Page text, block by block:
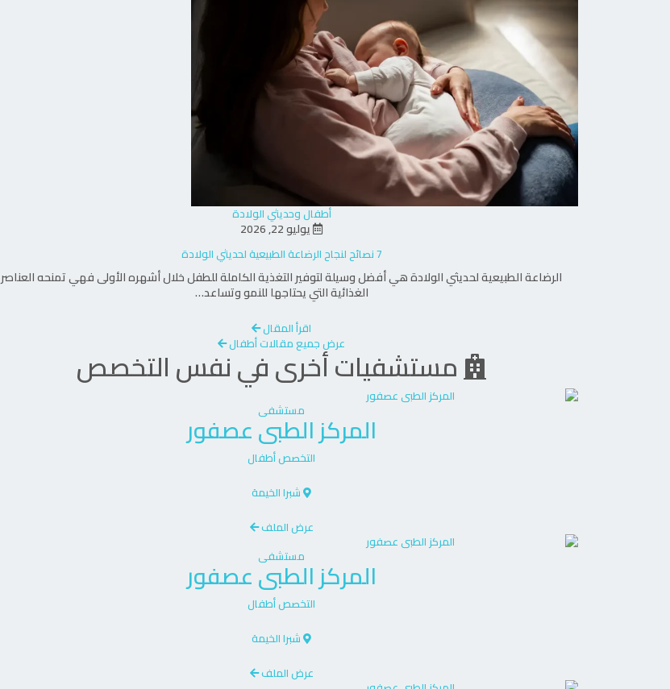
أطفال وحديثي الولادة
يوليو 22, 2026
7 نصائح لنجاح الرضاعة الطبيعية لحديثي الولادة
الرضاعة الطبيعية لحديثي الولادة هي أفضل وسيلة لتوفير التغذية الكاملة للطفل خلال أشهره الأولى فهي تمنحه العناصر
الغذائية التي يحتاجها للنمو وتساعد…
اقرأ المقال
عرض جميع مقالات أطفال
مستشفيات أخرى في نفس التخصص
مستشفى
المركز الطبى عصفور
التخصصأطفال
شبرا الخيمة
عرض الملف
مستشفى
المركز الطبى عصفور
التخصصأطفال
شبرا الخيمة
عرض الملف